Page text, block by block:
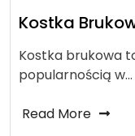
Kostka
Kostka brukowa
popularnością w…
Read More